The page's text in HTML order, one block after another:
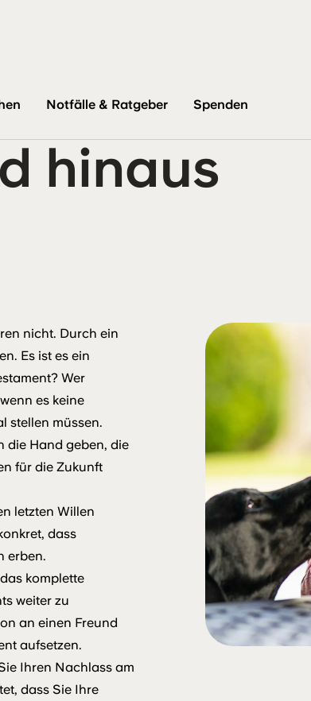
Notfälle & Ratgeber Spenden
hinaus
nicht. Durch ein
Es ist es ein
Wer
es keine
stellen müssen.
die Hand geben, die
für die Zukunft
letzten Willen
dass
erben.
komplette
weiter zu
an einen Freund
aufsetzen.
Ihren Nachlass am
dass Sie Ihre